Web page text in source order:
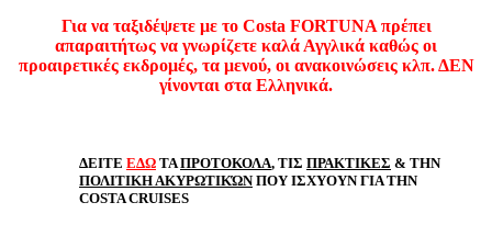
Για να ταξιδέψετε με το Costa FORTUNA πρέπει
απαραιτήτως να γνωρίζετε καλά Αγγλικά καθώς οι
προαιρετικές εκδρομές, τα μενού, οι ανακοινώσεις κλπ. ΔΕΝ
γίνονται στα Ελληνικά.
ΔΕΙΤΕ ΕΔΩ ΤΑΠΡΟΤΟΚΟΛΑ, ΤΙΣ ΠΡΑΚΤΙΚΕΣ & ΤΗΝ
ΠΟΛΙΤΙΚΗ ΑΚΥΡΩΤΙΚΏΝΠΟΥ ΙΣΧΥΟΥΝ ΓΙΑ ΤΗΝ
COSTA CRUISES